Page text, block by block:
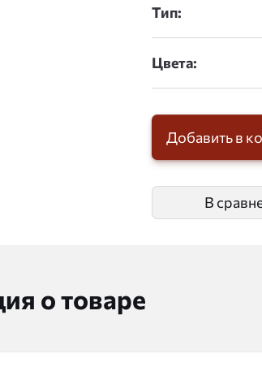
Тип:
Цвета:
Добавить в
В
о товаре